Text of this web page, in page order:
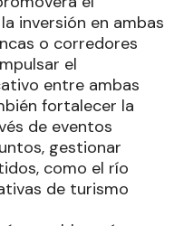
inversión en ambas
o corredores
el
entre ambas
fortalecer la
de eventos
gestionar
como el río
de turismo